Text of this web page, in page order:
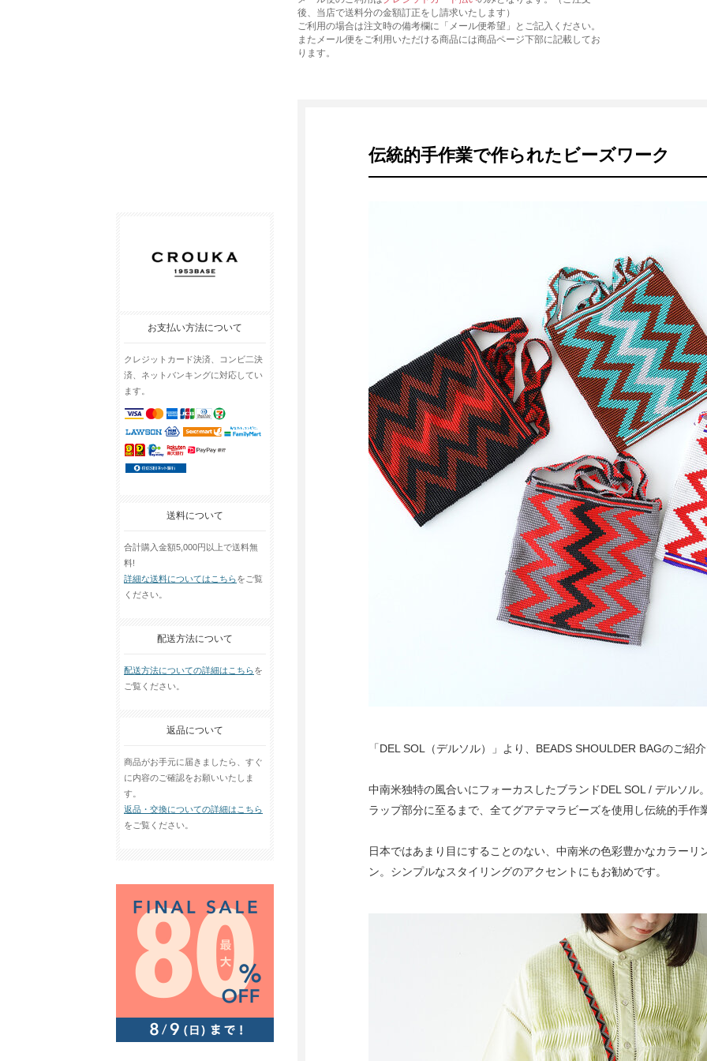
お支払い方法について
クレジットカード決済、コンビ二決
済、ネットバンキングに対応してい
ます。
送料について
合計購入金額5,000円以上で送料無
料!
詳細な送料についてはこちらをご覧
ください。
配送方法について
配送方法についての詳細はこちらを
ご覧ください。
返品について
商品がお手元に届きましたら、すぐ
に内容のご確認をお願いいたしま
す。
返品・交換についての詳細はこちら
をご覧ください。
後、当店で送料分の金額訂正をし請求いたします）
ご利用の場合は注文時の備考欄に「メール便希望」とご記入ください。
またメール便をご利用いただける商品には商品ページ下部に記載してお
ります。
伝統的手作業で作られたビーズワーク
「DEL SOL（デルソル）」より、BEADS SHOULDER BAGのご紹
中南米独特の風合いにフォーカスしたブランドDEL SOL / デルソル
ラップ部分に至るまで、全てグアテマラビーズを使用し伝統的手作
日本ではあまり目にすることのない、中南米の色彩豊かなカラーリ
ン。シンプルなスタイリングのアクセントにもお勧めです。